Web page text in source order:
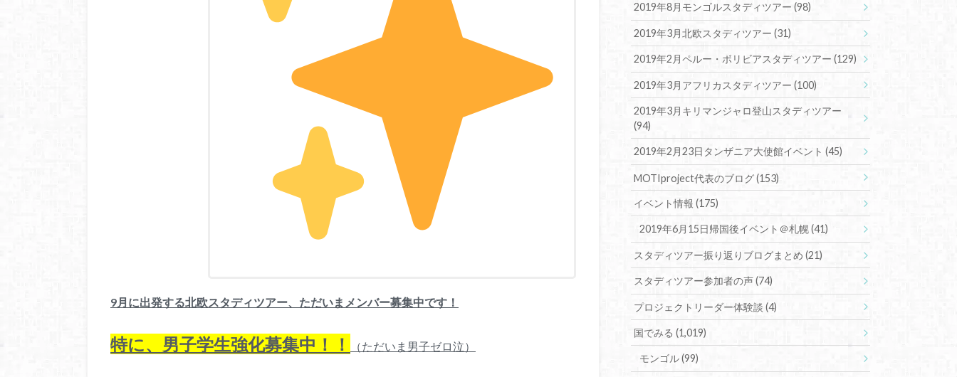
9月に出発する北欧スタディツアー、ただいまメンバー募集中です！
特に、男子学生強化募集中！！ （ただいま男子ゼロ泣）
2019年8月モンゴルスタディツアー(98)
2019年3月北欧スタディツアー(31)
2019年2月ペルー・ボリビアスタディツアー(129)
2019年3月アフリカスタディツアー(100)
2019年3月キリマンジャロ登山スタディツアー
(94)
2019年2月23日タンザニア大使館イベント(45)
MOTIproject代表のブログ(153)
イベント情報(175)
2019年6月15日帰国後イベント＠札幌(41)
スタディツアー振り返りブログまとめ(21)
スタディツアー参加者の声(74)
プロジェクトリーダー体験談(4)
国でみる(1,019)
モンゴル(99)